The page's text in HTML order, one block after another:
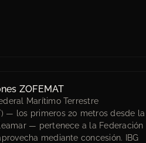
ZOFEMAT
Marítimo Terrestre
— los primeros 20 metros desde la
— pertenece a la Federación
mediante concesión. IBG